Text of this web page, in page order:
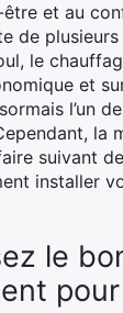
et au
de
le
et
l’un
la
suivant
installer
le